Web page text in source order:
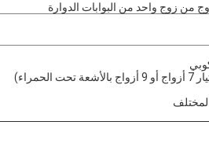
من زوج واحد من البوابات الدوارة